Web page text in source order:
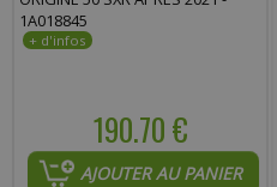
1A018845
190.70 €
AJOUTER AU PANIER